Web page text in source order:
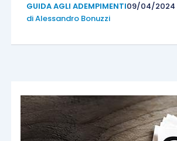
GUIDA AGLI ADEMPIMENTI09/04/2024
diAlessandro Bonuzzi